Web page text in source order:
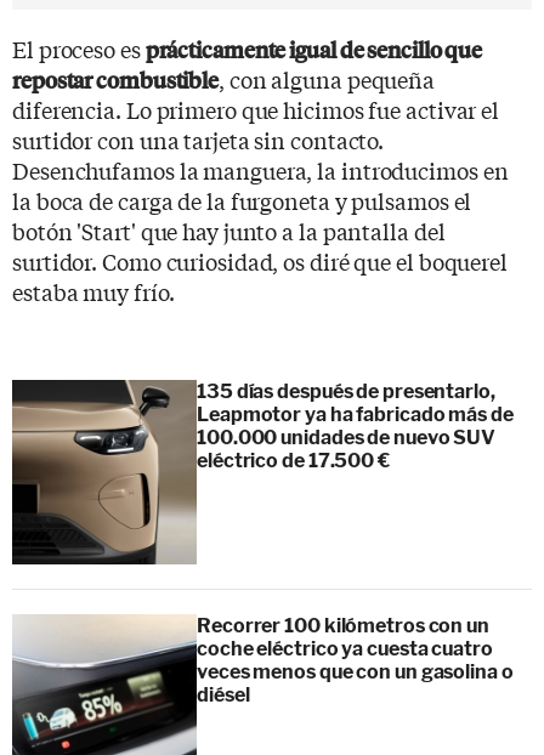
El proceso esprácticamente igual de sencillo que
repostar combustible, con alguna pequeña
diferencia. Lo primero que hicimos fue activar el
surtidor con una tarjeta sin contacto.
Desenchufamos la manguera, la introducimos en
la boca de carga de la furgoneta y pulsamos el
botón 'Start' que hay junto a la pantalla del
surtidor. Como curiosidad, os diré que el boquerel
estaba muy frío.
135 días después de presentarlo,
Leapmotor ya ha fabricado más de
100.000 unidades de nuevo SUV
eléctrico de 17.500 €
Recorrer 100 kilómetros con un
coche eléctrico ya cuesta cuatro
veces menos que con un gasolina o
diésel